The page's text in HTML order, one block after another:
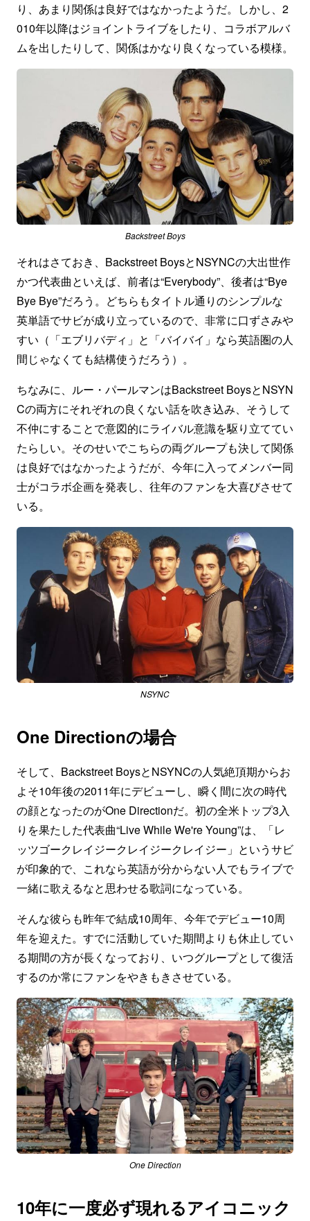
り、あまり関係は良好ではなかったようだ。しかし、2
010年以降はジョイントライブをしたり、コラボアルバ
ムを出したりして、関係はかなり良くなっている模様。
Backstreet Boys
それはさておき、Backstreet BoysとNSYNCの大出世作
かつ代表曲といえば、前者は“Everybody”、後者は“Bye
Bye Bye”だろう。どちらもタイトル通りのシンプルな
英単語でサビが成り立っているので、非常に口ずさみや
すい（「エブリバディ」と「バイバイ」なら英語圏の人
間じゃなくても結構使うだろう）。
ちなみに、ルー・パールマンはBackstreet BoysとNSYN
Cの両方にそれぞれの良くない話を吹き込み、そうして
不仲にすることで意図的にライバル意識を駆り立ててい
たらしい。そのせいでこちらの両グループも決して関係
は良好ではなかったようだが、今年に入ってメンバー同
士がコラボ企画を発表し、往年のファンを大喜びさせて
いる。
NSYNC
One Directionの場合
そして、Backstreet BoysとNSYNCの人気絶頂期からお
よそ10年後の2011年にデビューし、瞬く間に次の時代
の顔となったのがOne Directionだ。初の全米トップ3入
りを果たした代表曲“Live While We're Young”は、「レ
ッツゴークレイジークレイジークレイジー」というサビ
が印象的で、これなら英語が分からない人でもライブで
一緒に歌えるなと思わせる歌詞になっている。
そんな彼らも昨年で結成10周年、今年でデビュー10周
年を迎えた。すでに活動していた期間よりも休止してい
る期間の方が長くなっており、いつグループとして復活
するのか常にファンをやきもきさせている。
One Direction
10年に一度必ず現れるアイコニック